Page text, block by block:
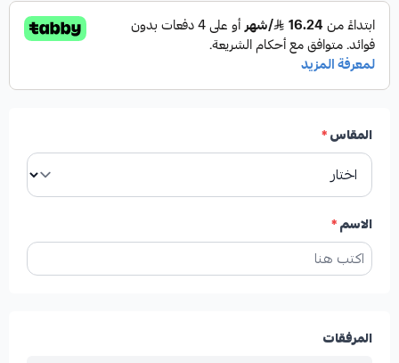
المقاس*
الاسم*
المرفقات